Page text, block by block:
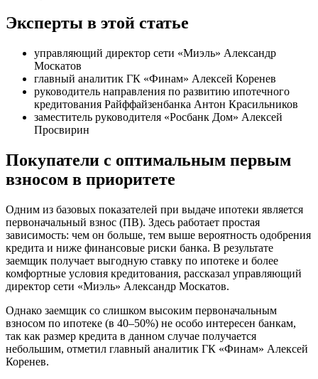
Эксперты в этой статье
управляющий директор сети «Миэль» Александр
Москатов
главный аналитик ГК «Финам» Алексей Коренев
руководитель направления по развитию ипотечного
кредитования Райффайзенбанка Антон Красильников
заместитель руководителя «Росбанк Дом» Алексей
Просвирин
Покупатели с оптимальным первым
взносом в приоритете
Одним из базовых показателей при выдаче ипотеки является
первоначальный взнос (ПВ). Здесь работает простая
зависимость: чем он больше, тем выше вероятность одобрения
кредита и ниже финансовые риски банка. В результате
заемщик получает выгодную ставку по ипотеке и более
комфортные условия кредитования, рассказал управляющий
директор сети «Миэль» Александр Москатов.
Однако заемщик со слишком высоким первоначальным
взносом по ипотеке (в 40–50%) не особо интересен банкам,
так как размер кредита в данном случае получается
небольшим, отметил главный аналитик ГК «Финам» Алексей
Коренев.